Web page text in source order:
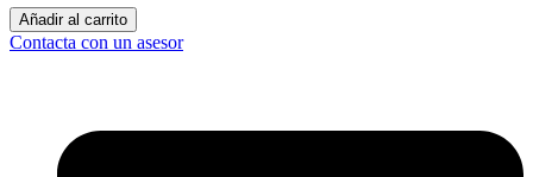
Colgante
de
Diamantes
Añadir al carrito
Contacta con un asesor